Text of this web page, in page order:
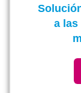
a las